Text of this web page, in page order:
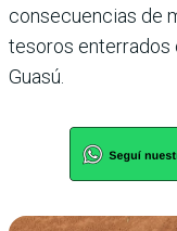
consecuencias de
tesoros enterrados
Guasú.